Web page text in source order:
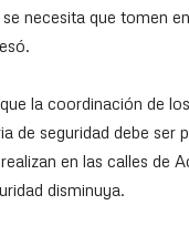
necesita que tomen
la coordinación de
de seguridad debe ser
en las calles de
disminuya.